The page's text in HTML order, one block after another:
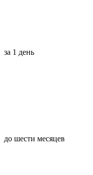
за 1 день
до шести месяцев